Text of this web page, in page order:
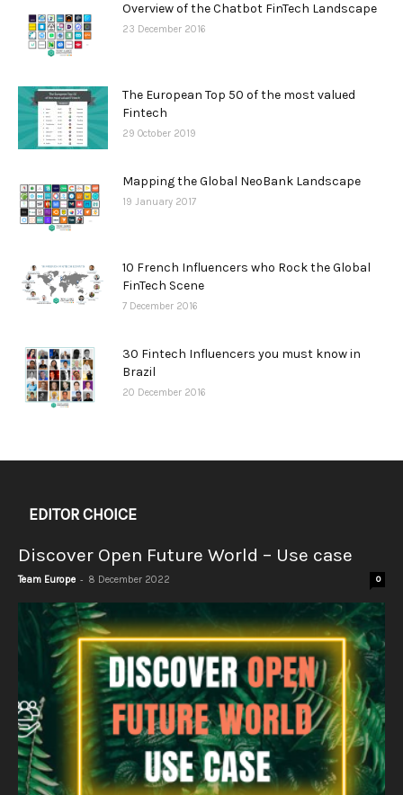
Overview of the Chatbot FinTech Landscape
23 December 2016
The European Top 50 of the most valued
Fintech
29 October 2019
Mapping the Global NeoBank Landscape
19 January 2017
10 French Influencers who Rock the Global
FinTech Scene
7 December 2016
30 Fintech Influencers you must know in
Brazil
20 December 2016
EDITOR CHOICE
Discover Open Future World – Use case
Team Europe - 8 December 2022 0